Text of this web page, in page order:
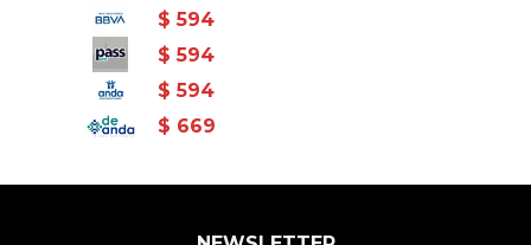
$ 594
$ 594
$ 594
$ 669